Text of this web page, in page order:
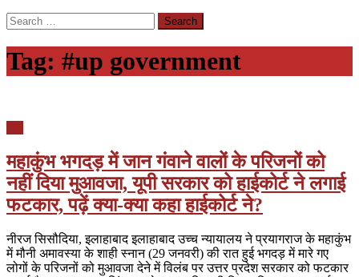
Search
for:
Tag: #up government
महाकुंभ भगदड़ में जान गंवाने वालों के परिजनों को
नहीं दिया मुआवजा, यूपी सरकार को हाईकोर्ट ने लगाई
फटकार, पढ़ें क्या-क्या कहा हाईकोर्ट ने?
नीरज सिसौदिया, इलाहाबाद इलाहाबाद उच्च न्यायालय ने प्रयागराज के महाकुंभ
में मौनी अमावस्या के शाही स्नान (29 जनवरी) की रात हुई भगदड़ में मारे गए
लोगों के परिजनों को मुआवजा देने में विलंब पर उत्तर प्रदेश सरकार को फटकार